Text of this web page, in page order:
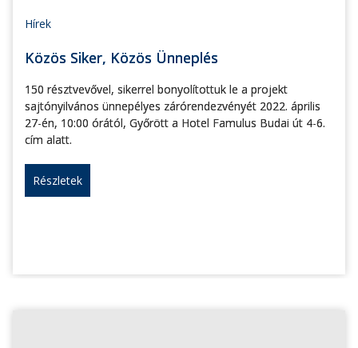
Hírek
Közös Siker, Közös Ünneplés
150 résztvevővel, sikerrel bonyolítottuk le a projekt
sajtónyilvános ünnepélyes zárórendezvényét 2022. április
27-én, 10:00 órától, Győrött a Hotel Famulus Budai út 4-6.
cím alatt.
Részletek